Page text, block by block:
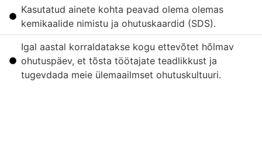
Kasutatud ainete kohta peavad olema olemas
kemikaalide nimistu ja ohutuskaardid (SDS).
Igal aastal korraldatakse kogu ettevõtet hõlmav
ohutuspäev, et tõsta töötajate teadlikkust ja
tugevdada meie ülemaailmset ohutuskultuuri.